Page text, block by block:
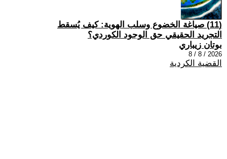
(11) صياغة الخضوع وسلب الهوية: كيف يُسقط
التجريد الحقيقي حق الوجود الكوردي؟
بوتان زيباري
2026 / 8 / 8
القضية الكردية